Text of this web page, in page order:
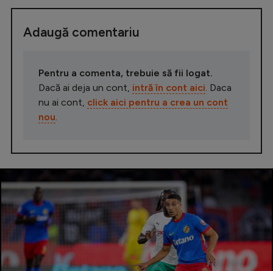
Adaugă comentariu
Pentru a comenta, trebuie să fii logat.
Dacă ai deja un cont, intră în cont aici. Daca
nu ai cont, click aici pentru a crea un cont
nou.